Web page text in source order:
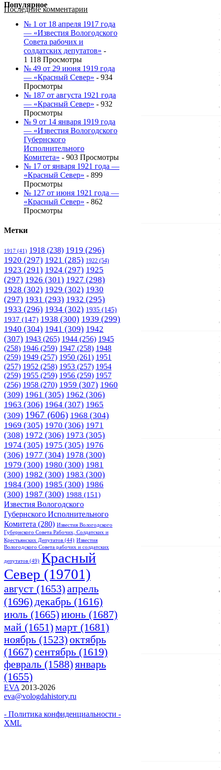
Последние комментарии
Популярное
№ 1 от 18 апреля 1917 года
— «Известия Вологодского
Совета рабочих и
солдатских депутатов» -
1 118 Просмотры
№ 49 от 29 июня 1919 года
— «Красный Север» - 934
Просмотры
№ 187 от августа 1921 года
— «Красный Север» - 932
Просмотры
№ 9 от 14 января 1919 года
— «Известия Вологодского
Губернского
Исполнительного
Комитета» - 903 Просмотры
№ 17 от января 1921 года —
«Красный Север» - 899
Просмотры
№ 127 от июня 1921 года —
«Красный Север» - 862
Просмотры
Метки
1917 (41) 1918 (238) 1919 (296)
1920 (297) 1921 (285) 1922 (54)
1923 (291) 1924 (297) 1925
(297) 1926 (301) 1927 (298)
1928 (302) 1929 (302) 1930
(297) 1931 (293) 1932 (295)
1933 (296) 1934 (302) 1935 (145)
1937 (147) 1938 (300) 1939 (299)
1940 (304) 1941 (309) 1942
(307) 1943 (265) 1944 (256) 1945
(258) 1946 (259) 1947 (258) 1948
(259) 1949 (257) 1950 (261) 1951
(257) 1952 (258) 1953 (257) 1954
(259) 1955 (259) 1956 (259) 1957
(256) 1958 (270) 1959 (307) 1960
(309) 1961 (305) 1962 (306)
1963 (306) 1964 (307) 1965
(309) 1967 (606) 1968 (304)
1969 (305) 1970 (306) 1971
(308) 1972 (306) 1973 (305)
1974 (305) 1975 (305) 1976
(306) 1977 (304) 1978 (300)
1979 (300) 1980 (300) 1981
(300) 1982 (300) 1983 (300)
1984 (300) 1985 (300) 1986
(300) 1987 (300) 1988 (151)
Известия Вологодского
Губернского Исполнительного
Комитета (280) Известия Вологодского
Губернского Совета Рабочих, Солдатских и
Крестьянских Депутатов (44) Известия
Вологодского Совета рабочих и солдатских
депутатов (49) Красный
Cевер (19701)
август (1653)апрель
(1696)декабрь (1616)
июль (1665)июнь (1687)
май (1651)март (1681)
ноябрь (1523)октябрь
(1667)сентябрь (1619)
февраль (1588)январь
(1655)
EVA 2013-2026
eva@vologdahistory.ru
- Политика конфиденциальности -
XML